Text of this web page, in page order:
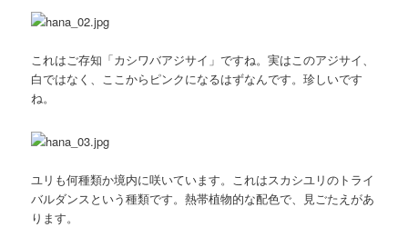
これはご存知「カシワバアジサイ」ですね。実はこのアジサイ、
白ではなく、ここからピンクになるはずなんです。珍しいです
ね。
ユリも何種類か境内に咲いています。これはスカシユリのトライ
バルダンスという種類です。熱帯植物的な配色で、見ごたえがあ
ります。